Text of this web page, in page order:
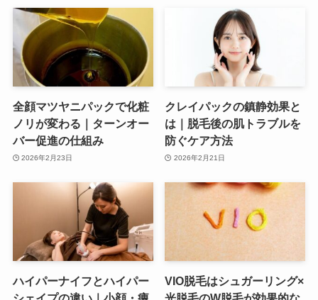
全顔マツヤニパックで化粧
ノリが変わる｜ターンオー
バー促進の仕組み
2026年2月23日
クレイパックの鎮静効果と
は｜脱毛後の肌トラブルを
防ぐケア方法
2026年2月21日
ハイパーナイフとハイパー
VIO脱毛はシュガーリング×